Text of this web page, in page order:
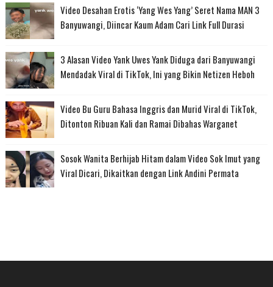
Video Desahan Erotis ‘Yang Wes Yang’ Seret Nama MAN 3
Banyuwangi, Diincar Kaum Adam Cari Link Full Durasi
3 Alasan Video Yank Uwes Yank Diduga dari Banyuwangi
Mendadak Viral di TikTok, Ini yang Bikin Netizen Heboh
Video Bu Guru Bahasa Inggris dan Murid Viral di TikTok,
Ditonton Ribuan Kali dan Ramai Dibahas Warganet
Sosok Wanita Berhijab Hitam dalam Video Sok Imut yang
Viral Dicari, Dikaitkan dengan Link Andini Permata